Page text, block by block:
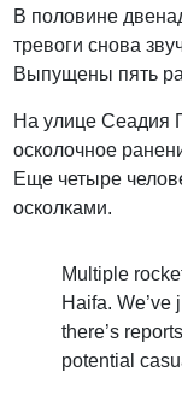
В половине
тревоги снова
Выпущены пять
На улице Сеадия
осколочное
Еще четыре
осколками.
Multiple
Haifa. We’ve
there’s
potential